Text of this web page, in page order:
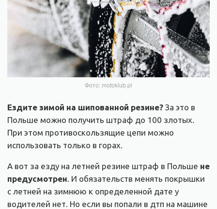
Фото: motoklub.pl
Ездите зимой на шипованной резине? За это в
Польше можно получить штраф до 100 злотых.
При этом противоскользящие цепи можно
использовать только в горах.
А вот за езду на летней резине штраф в Польше не
предусмотрен . И обязательств менять покрышки
с летней на зимнюю к определенной дате у
водителей нет. Но если вы попали в дтп на машине